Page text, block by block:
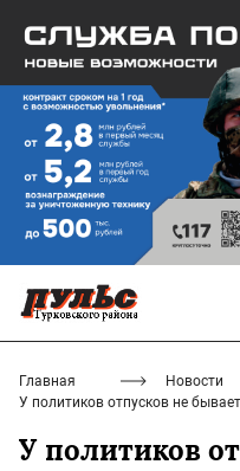
Главная
Новости
У политиков отпусков не бывает
У политиков